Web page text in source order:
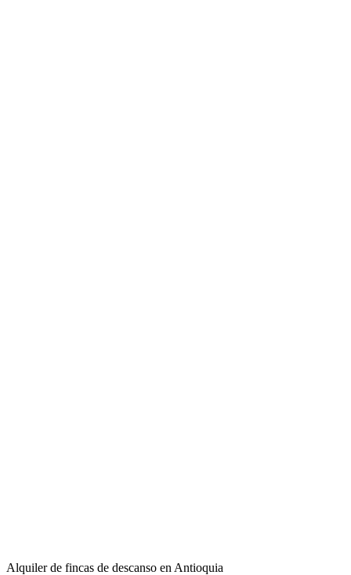
Alquiler de fincas de descanso en Antioquia